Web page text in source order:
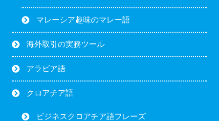
マレーシア趣味のマレー語
海外取引の実務ツール
アラビア語
クロアチア語
ビジネスクロアチア語フレーズ